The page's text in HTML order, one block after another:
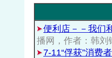
便利店－－我们
播网，作者：韩刘
7-11“俘获”消费